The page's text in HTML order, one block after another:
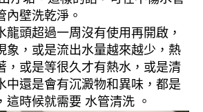
內壁洗乾淨。
龍頭超過一周沒有使用再開啟，
象，或是流出水量越來越少，熱
，或是等很久才有熱水，或是清
中還是會有沉澱物和異味，都是
這時候就需要 水管清洗 。